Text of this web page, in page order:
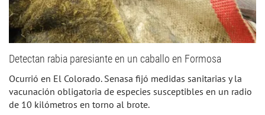
Detectan rabia paresiante en un caballo en Formosa
Ocurrió en El Colorado. Senasa fijó medidas sanitarias y la
vacunación obligatoria de especies susceptibles en un radio
de 10 kilómetros en torno al brote.